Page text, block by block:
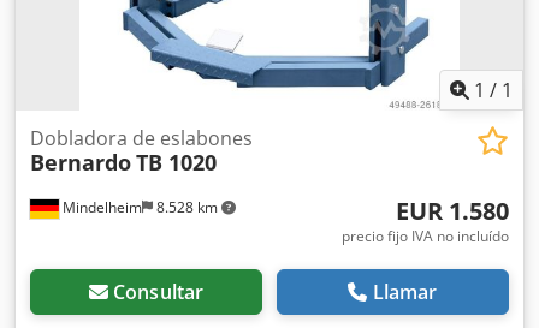
1 / 1
Mindelheim 8.528 km
Dobladora de eslabones
BernardoTB 1020
EUR 1.580
precio fijo IVA no incluído
Consultar Llamar